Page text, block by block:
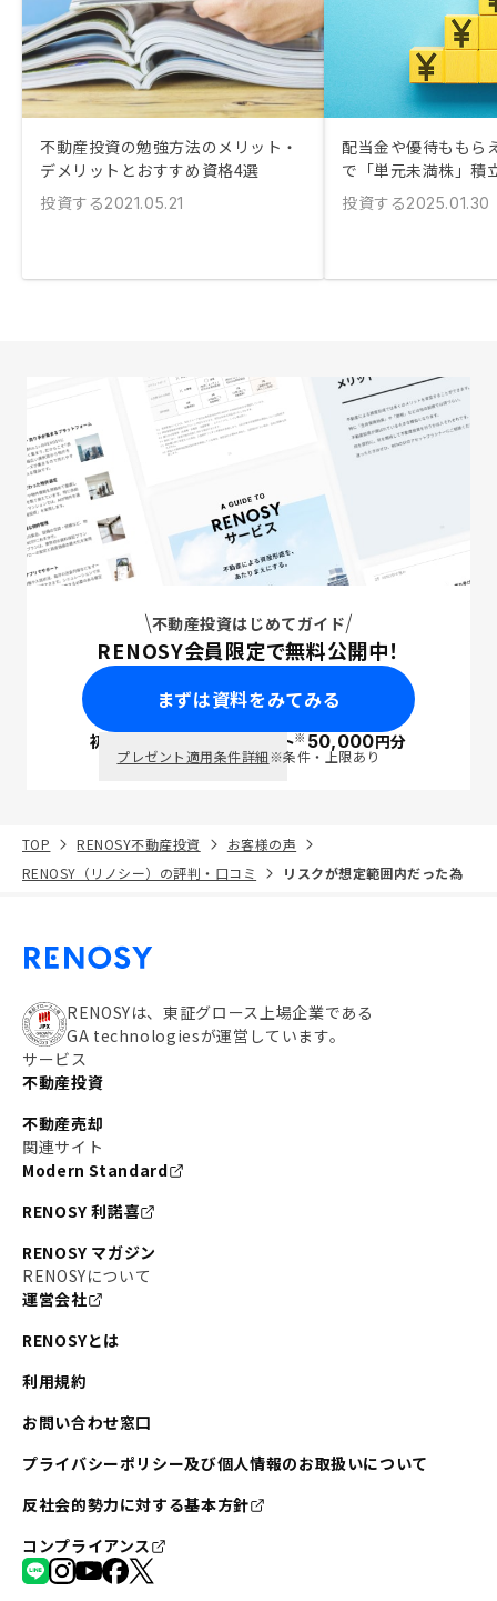
不動産投資の勉強方法のメリット・
デメリットとおすすめ資格4選
投資する2021.05.21
配当金や優待ももら
で「単元未満株」積
投資する2025.01.30
不動産投資はじめてガイド
RENOSY会員限定で無料公開中！
まずは資料をみてみる
初回面談で ポイント※50,000円分
プレゼント適用条件詳細※条件・上限あり
TOP RENOSY不動産投資
お客様の声
RENOSY（リノシー）の評判・口コミ
リスクが想定範囲内だった為
RENOSYは、東証グロース上場企業である
GA technologiesが運営しています。
サービス
不動産投資
不動産売却
関連サイト
Modern Standard
RENOSY 利諾喜
RENOSY マガジン
RENOSYについて
運営会社
RENOSYとは
利用規約
お問い合わせ窓口
プライバシーポリシー及び個人情報のお取扱いについて
反社会的勢力に対する基本方針
コンプライアンス